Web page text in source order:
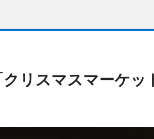
リスマスマーケッ